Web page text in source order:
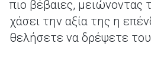
πιο βέβαιες, μειώνοντας
χάσει την αξία της η
θελήσετε να δρέψετε